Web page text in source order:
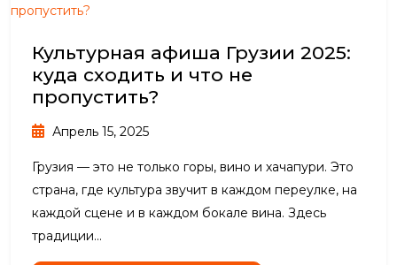
Культурная афиша Грузии 2025:
куда сходить и что не
пропустить?
Апрель 15, 2025
Грузия — это не только горы, вино и хачапури. Это
страна, где культура звучит в каждом переулке, на
каждой сцене и в каждом бокале вина. Здесь
традиции...